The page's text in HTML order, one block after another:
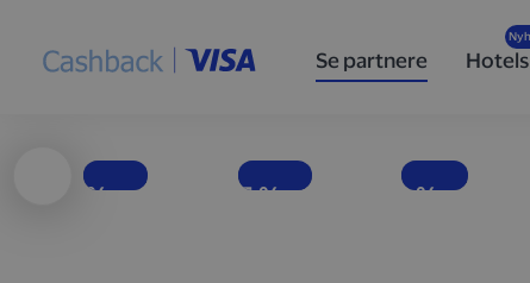
Se partnere Hotels
1 %
ydeevne
og god
15 %
velsmag
med færre
10 %
specialøl
for enhver